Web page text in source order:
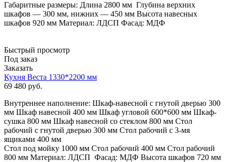
Габаритные размеры: Длина 2800 мм Глубина верхних
шкафов — 300 мм, нижних — 450 мм Высота навесных
шкафов 920 мм Материал: ЛДСП Фасад: МДФ
Быстрый просмотр
Под заказ
Заказать
Кухня Веста 1330*2200 мм
69 480 руб.
Внутреннее наполнение: Шкаф-навесной с гнутой дверью 300
мм Шкаф навесной 400 мм Шкаф угловой 600*600 мм Шкаф-
сушка 800 мм Шкаф навесной со стеклом 800 мм Стол
рабочий с гнутой дверью 300 мм Стол рабочий с 3-мя
ящиками 400 мм
Стол под мойку 1000 мм Стол рабочий 400 мм Стол рабочий
800 мм Материал: ЛДСП Фасад: МДФ Высота шкафов 720 мм